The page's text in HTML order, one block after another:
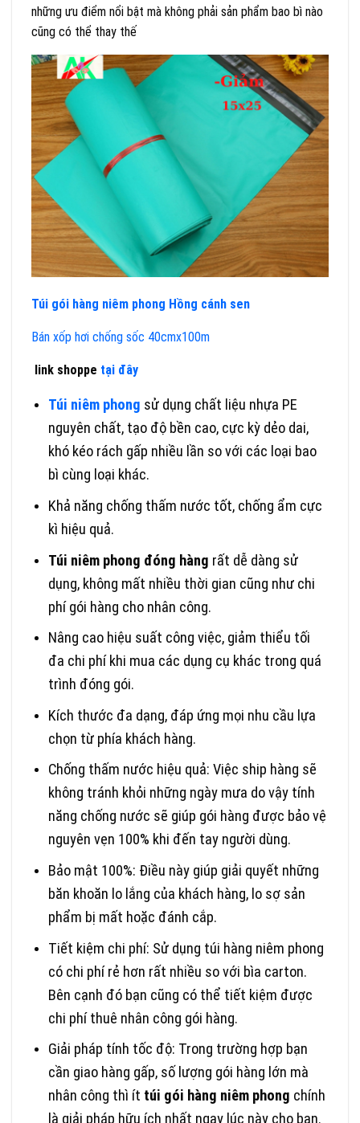
những ưu điểm nổi bật mà không phải sản phẩm bao bì nào
cũng có thể thay thế
Túi gói hàng niêm phong Hồng cánh sen
Bán xốp hơi chống sốc 40cmx100m
link shoppe tại đây
Túi niêm phong sử dụng chất liệu nhựa PE
nguyên chất, tạo độ bền cao, cực kỳ dẻo dai,
khó kéo rách gấp nhiều lần so với các loại bao
bì cùng loại khác.
Khả năng chống thấm nước tốt, chống ẩm cực
kì hiệu quả.
Túi niêm phong đóng hàng rất dễ dàng sử
dụng, không mất nhiều thời gian cũng như chi
phí gói hàng cho nhân công.
Nâng cao hiệu suất công việc, giảm thiểu tối
đa chi phí khi mua các dụng cụ khác trong quá
trình đóng gói.
Kích thước đa dạng, đáp ứng mọi nhu cầu lựa
chọn từ phía khách hàng.
Chống thấm nước hiệu quả: Việc ship hàng sẽ
không tránh khỏi những ngày mưa do vậy tính
năng chống nước sẽ giúp gói hàng được bảo vệ
nguyên vẹn 100% khi đến tay người dùng.
Bảo mật 100%: Điều này giúp giải quyết những
băn khoăn lo lắng của khách hàng, lo sợ sản
phẩm bị mất hoặc đánh cắp.
Tiết kiệm chi phí: Sử dụng túi hàng niêm phong
có chi phí rẻ hơn rất nhiều so với bìa carton.
Bên cạnh đó bạn cũng có thể tiết kiệm được
chi phí thuê nhân công gói hàng.
Giải pháp tính tốc độ: Trong trường hợp bạn
cần giao hàng gấp, số lượng gói hàng lớn mà
nhân công thì ít túi gói hàng niêm phong chính
là giải pháp hữu ích nhất ngay lúc này cho bạn.